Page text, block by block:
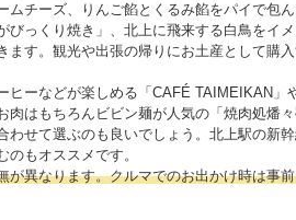
チーズ、りんご餡とくるみ餡をパイで包
びっくり焼き」、北上に飛来する白鳥をイ
ます。観光や出張の帰りにお土産として購
ヒーなどが楽しめる「CAFÉ TAIMEIKAN」
はもちろんビビン麺が人気の「焼肉処燔
わせて選ぶのも良いでしょう。北上駅の新
もオススメです。
が異なります。クルマでのお出かけ時は事